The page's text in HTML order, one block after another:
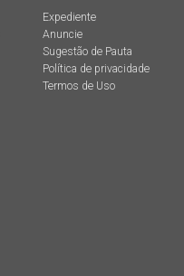
Expediente
Anuncie
Sugestão de Pauta
Política de privacidade
Termos de Uso